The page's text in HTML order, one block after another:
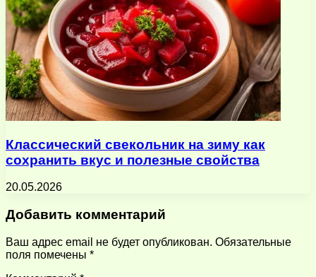
Классический свекольник на зиму как
сохранить вкус и полезные свойства
20.05.2026
Добавить комментарий
Ваш адрес email не будет опубликован. Обязательные
поля помечены *